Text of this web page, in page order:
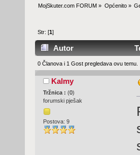
MojSkuter.com FORUM » Općenito»
Str: [1]
Autor
0 Članova i 1 Gost pregledava ovu temu.
Kalmy
Tržnica : (0)
forumski pješak
Postova: 9